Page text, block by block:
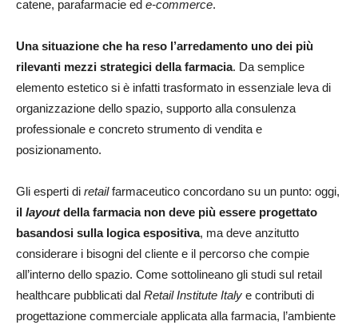
catene, parafarmacie ed e-commerce.
Una situazione che ha reso l’arredamento uno dei più
rilevanti mezzi strategici della farmacia. Da semplice
elemento estetico si è infatti trasformato in essenziale leva di
organizzazione dello spazio, supporto alla consulenza
professionale e concreto strumento di vendita e
posizionamento.
Gli esperti di retailfarmaceutico concordano su un punto: oggi,
il layoutdella farmacia non deve più essere progettato
basandosi sulla logica espositiva, ma deve anzitutto
considerare i bisogni del cliente e il percorso che compie
all’interno dello spazio. Come sottolineano gli studi sul retail
healthcare pubblicati dal Retail Institute Italy e contributi di
progettazione commerciale applicata alla farmacia, l’ambiente